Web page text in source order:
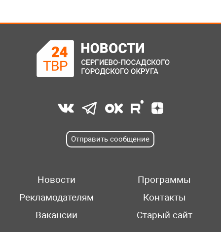
Отправить сообщение
Новости
Программы
Рекламодателям
Контакты
Вакансии
Старый сайт